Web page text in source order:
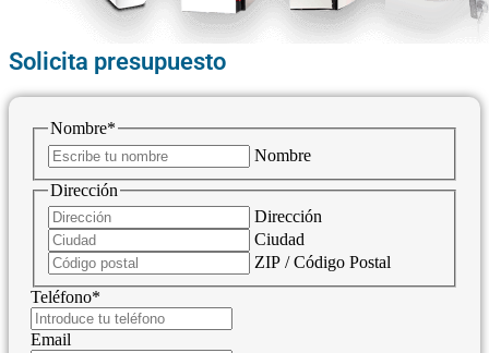
Solicita presupuesto
Nombre*
Nombre
Dirección
Dirección
Ciudad
ZIP / Código Postal
Teléfono*
Email